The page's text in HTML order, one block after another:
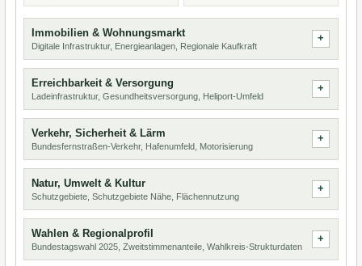
Immobilien & Wohnungsmarkt
Digitale Infrastruktur, Energieanlagen, Regionale Kaufkraft
Erreichbarkeit & Versorgung
Ladeinfrastruktur, Gesundheitsversorgung, Heliport-Umfeld
Verkehr, Sicherheit & Lärm
Bundesfernstraßen-Verkehr, Hafenumfeld, Motorisierung
Natur, Umwelt & Kultur
Schutzgebiete, Schutzgebiete Nähe, Flächennutzung
Wahlen & Regionalprofil
Bundestagswahl 2025, Zweitstimmenanteile, Wahlkreis-Strukturdaten